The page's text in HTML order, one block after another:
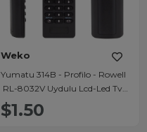
Weko
Yumatu 314B - Profilo - Rowell
RL-8032V Uydulu Lcd-Led Tv
Kumandası
$1.50